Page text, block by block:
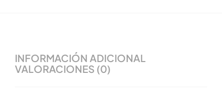
INFORMACIÓN ADICIONAL
VALORACIONES (0)